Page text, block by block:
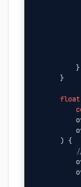
        }
    }
float
    )
{